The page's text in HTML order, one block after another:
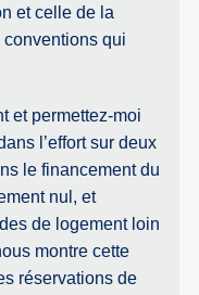
et celle de la
conventions qui
et permettez-moi
l’effort sur deux
le financement du
nul, et
de logement loin
montre cette
réservations de